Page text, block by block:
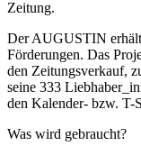
Zeitung.
Der AUGUSTIN
Förderungen. Das
den Zeitungsverkauf,
seine 333
den Kalender- bzw. T-
Was wird gebraucht?